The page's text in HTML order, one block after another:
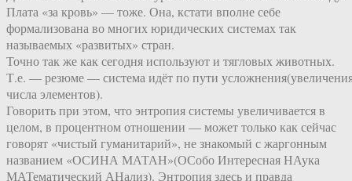
Плата «за кровь» — тоже. Она, кстати вполне себе
формализована во многих юридических системах так
называемых «развитых» стран.
Точно так же как сегодня используют и тягловых животных.
Т.е. — резюме — система идёт по пути
числа элементов).
Говорить при этом, что энтропия системы увеличивается в
целом, в процентном отношении — может только как сейчас
говорят «чистый гуманитарий», не знакомый с жаргонным
названием «ОСИНА МАТАН»(ОСобо Интересная НАука
МАТематический АНализ). Энтропия здесь и правда